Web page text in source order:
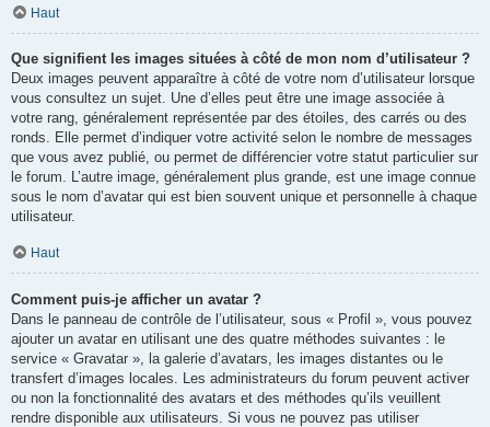
Haut
Que signifient les images situées à côté de mon nom d’utilisateur ?
Deux images peuvent apparaître à côté de votre nom d’utilisateur lorsque
vous consultez un sujet. Une d’elles peut être une image associée à
votre rang, généralement représentée par des étoiles, des carrés ou des
ronds. Elle permet d’indiquer votre activité selon le nombre de messages
que vous avez publié, ou permet de différencier votre statut particulier sur
le forum. L’autre image, généralement plus grande, est une image connue
sous le nom d’avatar qui est bien souvent unique et personnelle à chaque
utilisateur.
Haut
Comment puis-je afficher un avatar ?
Dans le panneau de contrôle de l’utilisateur, sous « Profil », vous pouvez
ajouter un avatar en utilisant une des quatre méthodes suivantes : le
service « Gravatar », la galerie d’avatars, les images distantes ou le
transfert d’images locales. Les administrateurs du forum peuvent activer
ou non la fonctionnalité des avatars et des méthodes qu’ils veuillent
rendre disponible aux utilisateurs. Si vous ne pouvez pas utiliser